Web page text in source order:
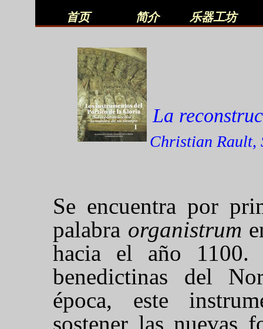
首页 简介 乐器工坊
La
Christian Rault,
Se encuentra por
palabra organistrum
hacia el año 1100.
benedictinas del
época, este
sostener las nuevas